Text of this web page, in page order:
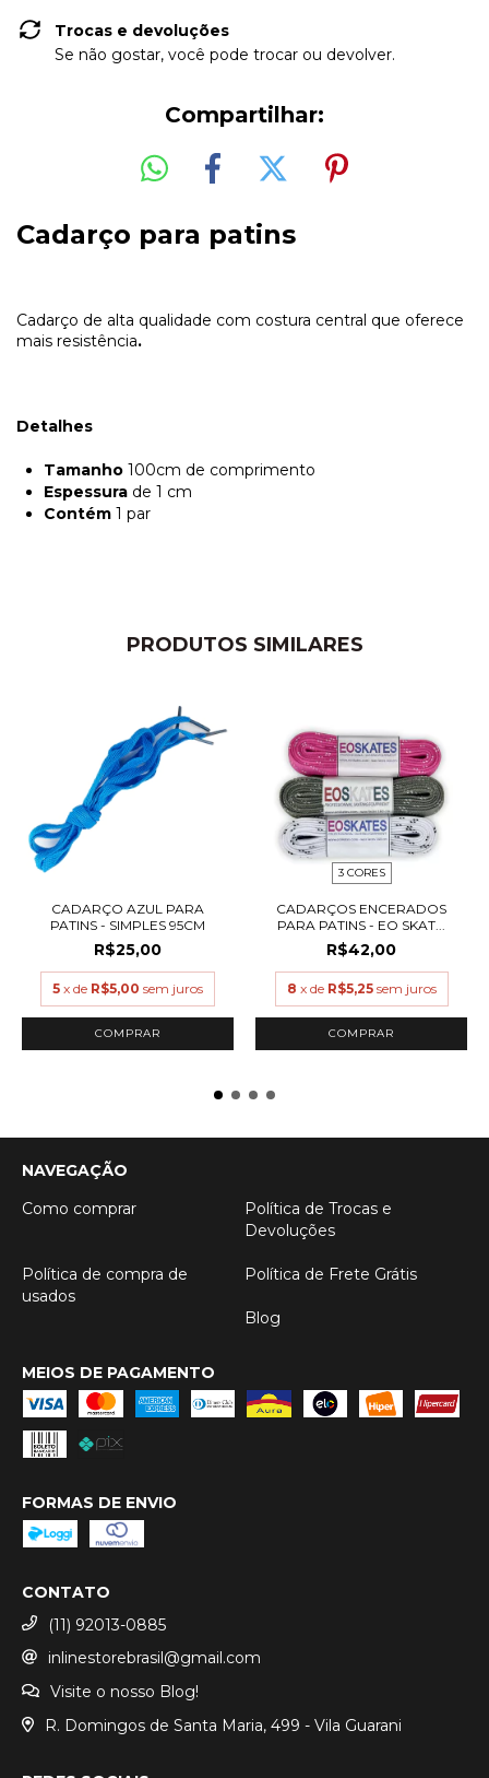
Trocas e devoluções
Se não gostar, você pode trocar ou devolver.
Compartilhar:
Cadarço para patins
Cadarço de alta qualidade com costura central que oferece
mais resistência.
Detalhes
Tamanho 100cm de comprimento
Espessura de 1 cm
Contém 1 par
PRODUTOS SIMILARES
CADARÇO AZUL PARA
PATINS - SIMPLES 95CM
R$25,00
5 x de R$5,00 sem juros
3 CORES
CADARÇOS ENCERADOS
PARA PATINS - EO SKAT...
R$42,00
8 x de R$5,25 sem juros
COMPRAR
NAVEGAÇÃO
Como comprar
Política de Trocas e
Devoluções
Política de compra de
usados
Política de Frete Grátis
Blog
MEIOS DE PAGAMENTO
FORMAS DE ENVIO
CONTATO
(11) 92013-0885
inlinestorebrasil@gmail.com
Visite o nosso Blog!
R. Domingos de Santa Maria, 499 - Vila Guarani